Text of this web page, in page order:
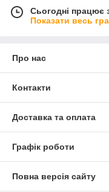
Сьогодні працює
Показати весь
Про нас
Контакти
Доставка та оплата
Графік роботи
Повна версія сайту